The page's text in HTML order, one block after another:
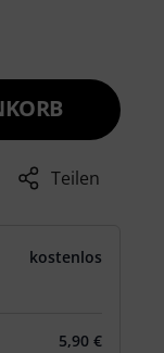
Teilen
kostenlos
5,90 €